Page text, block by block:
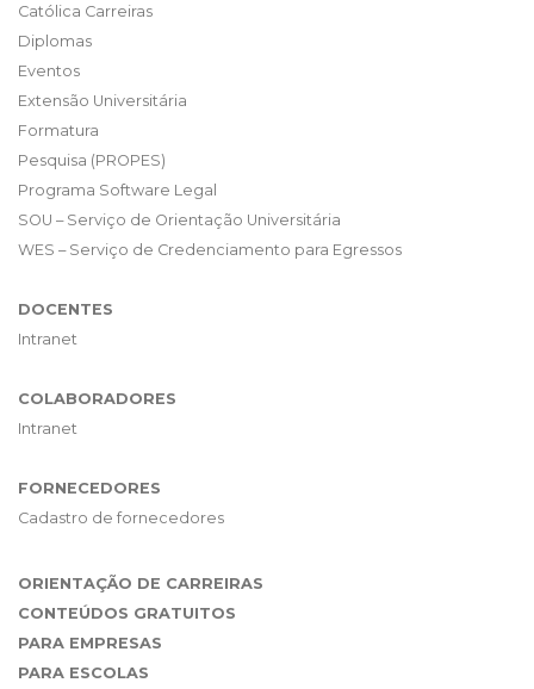
Católica Carreiras
Diplomas
Eventos
Extensão Universitária
Formatura
Pesquisa (PROPES)
Programa Software Legal
SOU – Serviço de Orientação Universitária
WES – Serviço de Credenciamento para Egressos
DOCENTES
Intranet
COLABORADORES
Intranet
FORNECEDORES
Cadastro de fornecedores
ORIENTAÇÃO DE CARREIRAS
CONTEÚDOS GRATUITOS
PARA EMPRESAS
PARA ESCOLAS